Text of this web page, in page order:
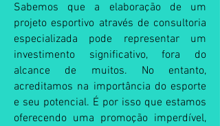
Sabemos que a elaboração de um
projeto esportivo através de consultoria
especializada pode representar um
investimento significativo, fora do
alcance de muitos. No entanto,
acreditamos na importância do esporte
e seu potencial. É por isso que estamos
oferecendo uma promoção imperdível,